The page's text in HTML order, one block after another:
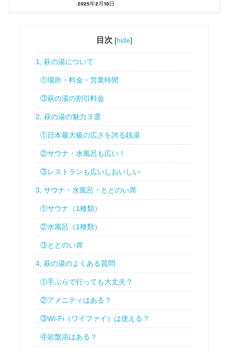
2025年2月10日
目次 [hide]
1, 萩の湯について
①場所・料金・営業時間
③萩の湯の割引料金
2, 萩の湯の魅力３選
①日本最大級の広さを誇る銭湯
②サウナ・水風呂も広い！
③レストランも広いしおいしい
3, サウナ・水風呂・ととのい席
①サウナ（1種類）
②水風呂（1種類）
③ととのい席
4, 萩の湯のよくある質問
①手ぶらで行っても大丈夫？
②アメニティはある？
③Wi-Fi（ワイファイ）は使える？
④岩盤浴はある？